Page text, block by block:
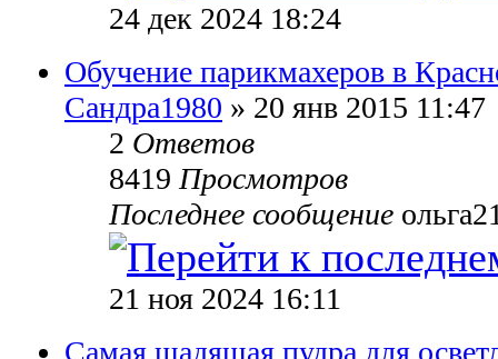
24 дек 2024 18:24
Обучение парикмахеров в
Сандра1980 » 20 янв 2015 11:47
2 Ответов
8419Просмотров
Последнее сообщение
21 ноя 2024 16:11